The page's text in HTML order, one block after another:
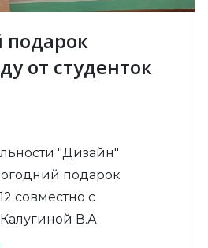
подарок
от студенток
"Дизайн"
подарок
совместно с
В.А.